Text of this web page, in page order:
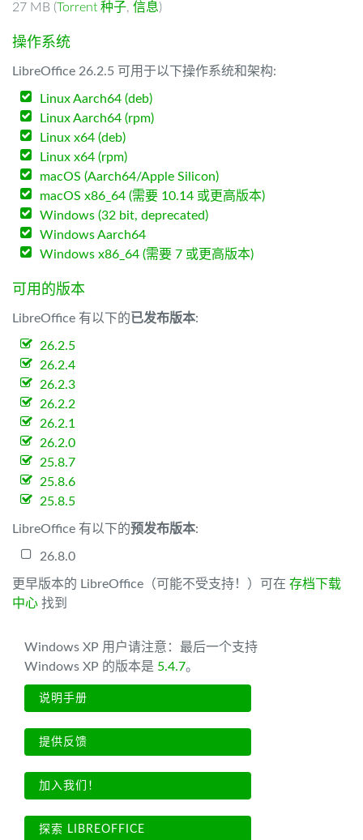
27 MB (Torrent 种子, 信息)
操作系统
LibreOffice 26.2.5 可用于以下操作系统和架构:
Linux Aarch64 (deb)
Linux Aarch64 (rpm)
Linux x64 (deb)
Linux x64 (rpm)
macOS (Aarch64/Apple Silicon)
macOS x86_64 (需要 10.14 或更高版本)
Windows (32 bit, deprecated)
Windows Aarch64
Windows x86_64 (需要 7 或更高版本)
可用的版本
LibreOffice 有以下的已发布版本:
26.2.5
26.2.4
26.2.3
26.2.2
26.2.1
26.2.0
25.8.7
25.8.6
25.8.5
LibreOffice 有以下的预发布版本:
26.8.0
更早版本的 LibreOffice（可能不受支持！）可在 存档下载
中心 找到
Windows XP 用户请注意：最后一个支持
Windows XP 的版本是 5.4.7。
说明手册
提供反馈
加入我们！
探索 LIBREOFFICE